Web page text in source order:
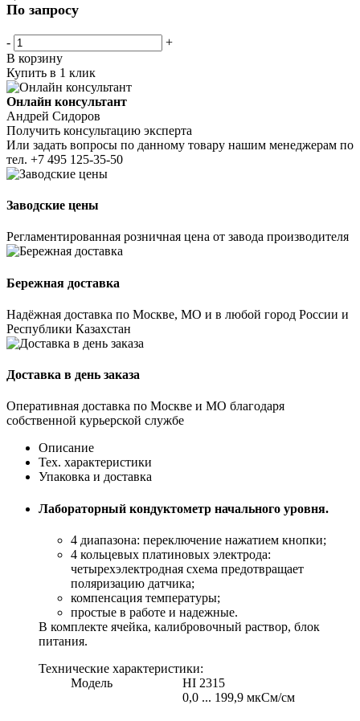
По запросу
-
+
В корзину
Купить в 1 клик
Онлайн консультант
Андрей Сидоров
Получить консультацию эксперта
Или задать вопросы по данному товару нашим менеджерам по
тел. +7 495 125-35-50
Заводские цены
Регламентированная розничная цена от завода производителя
Бережная доставка
Надёжная доставка по Москве, МО и в любой город России и
Республики Казахстан
Доставка в день заказа
Оперативная доставка по Москве и МО благодаря
собственной курьерской службе
Описание
Тех. характеристики
Упаковка и доставка
Лабораторный кондуктометр начального уровня.
4 диапазона: переключение нажатием кнопки;
4 кольцевых платиновых электрода:
четырехэлектродная схема предотвращает
поляризацию датчика;
компенсация температуры;
простые в работе и надежные.
В комплекте ячейка, калибровочный раствор, блок
питания.
Технические характеристики:
Модель
HI 2315
0,0 ... 199,9 мкСм/см